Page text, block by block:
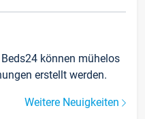
können mühelos
erstellt werden.
Weitere Neuigkeiten